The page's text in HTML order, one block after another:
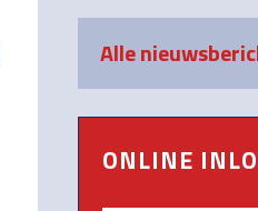
Alle
ONLINE